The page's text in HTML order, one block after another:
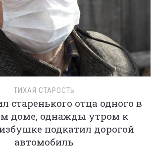
ТИХАЯ СТАРОСТЬ
старенького отца одного в
доме, однажды утром к
подкатил дорогой
автомобиль